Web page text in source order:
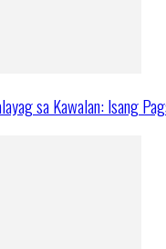
sa Kawalan: Isang